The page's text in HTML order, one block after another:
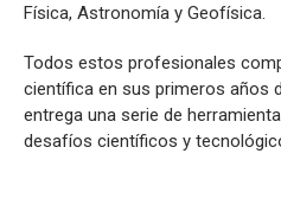
Física, Astronomía y Geofísica.
Todos estos profesionales
científica en sus primeros años
entrega una serie de
desafíos científicos y